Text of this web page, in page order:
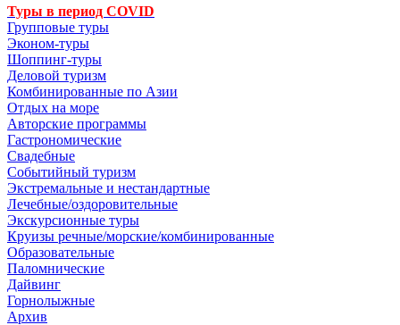
Туры в период COVID
Групповые туры
Эконом-туры
Шоппинг-туры
Деловой туризм
Комбинированные по Азии
Отдых на море
Авторские программы
Гастрономические
Свадебные
Событийный туризм
Экстремальные и нестандартные
Лечебные/оздоровительные
Экскурсионные туры
Круизы речные/морские/комбинированные
Образовательные
Паломнические
Дайвинг
Горнолыжные
Архив